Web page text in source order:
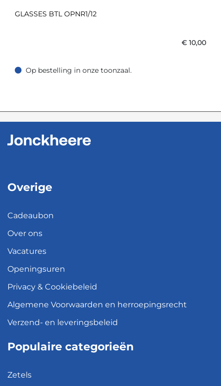
GLASSES BTL OPNR1/12
€ 10,00
Op bestelling in onze toonzaal.
Op bestelling in onze toonzaal.
Overige
Cadeaubon
Over ons
Vacatures
Openingsuren
Privacy & Cookiebeleid
Algemene Voorwaarden en herroepingsrecht
Verzend- en leveringsbeleid
Populaire categorieën
Zetels